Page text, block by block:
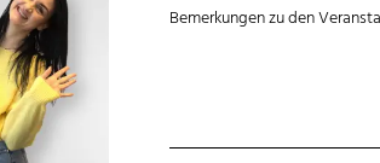
Bemerkungen zu den